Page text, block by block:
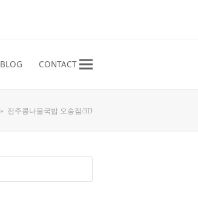
BLOG CONTACT
» 전주콩나물국밥 오송점/3D